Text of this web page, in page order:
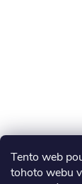
Tento web
tohoto webu